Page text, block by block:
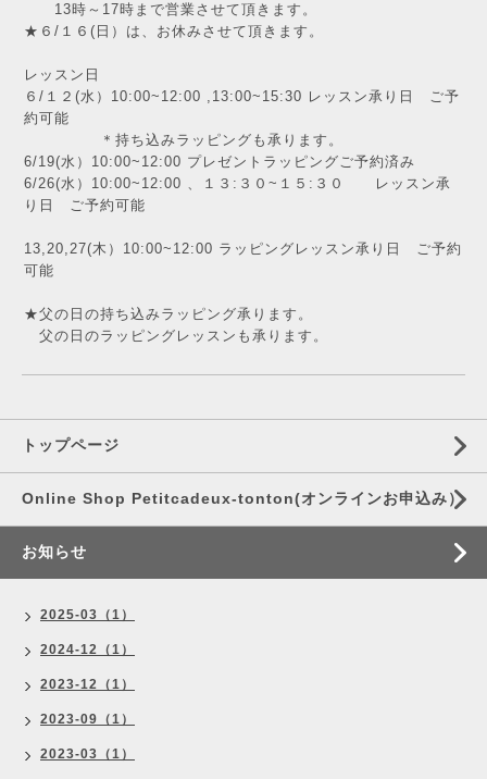
13時～17時まで営業させて頂きます。
★６/１６(日）は、お休みさせて頂きます。
レッスン日
６/１２(水）10:00~12:00 ,13:00~15:30 レッスン承り日 ご予
約可能
＊持ち込みラッピングも承ります。
6/19(水）10:00~12:00 プレゼントラッピングご予約済み
6/26(水）10:00~12:00 、１３:３０~１５:３０ レッスン承
り日 ご予約可能
13,20,27(木）10:00~12:00 ラッピングレッスン承り日 ご予約
可能
★父の日の持ち込みラッピング承ります。
父の日のラッピングレッスンも承ります。
トップページ
Online Shop Petitcadeux-tonton(オンラインお申込み）
お知らせ
2025-03（1）
2024-12（1）
2023-12（1）
2023-09（1）
2023-03（1）